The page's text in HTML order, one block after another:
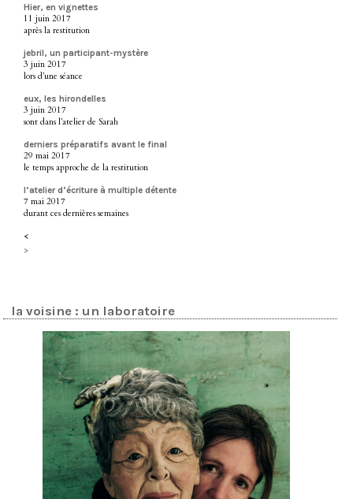
Hier, en vignettes
11 juin 2017
après la restitution
jebril, un participant-mystère
3 juin 2017
lors d’une séance
eux, les hirondelles
3 juin 2017
sont dans l’atelier de Sarah
derniers préparatifs avant le final
29 mai 2017
le temps approche de la restitution
l’atelier d’écriture à multiple détente
7 mai 2017
durant ces dernières semaines
<
>
la voisine : un laboratoire